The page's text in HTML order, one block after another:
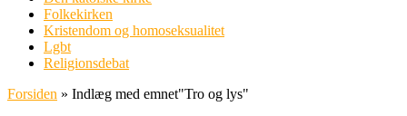
Folkekirken
Kristendom og homoseksualitet
Lgbt
Religionsdebat
Forsiden » Indlæg med emnet"Tro og lys"